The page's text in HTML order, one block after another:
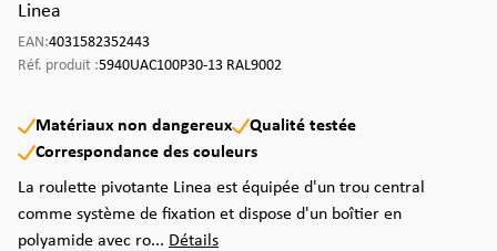
Linea
EAN:4031582352443
Réf. produit :5940UAC100P30-13 RAL9002
Matériaux non dangereux
Qualité testée
Correspondance des couleurs
La roulette pivotante Linea est équipée d'un trou central
comme système de fixation et dispose d'un boîtier en
polyamide avec ro... Détails